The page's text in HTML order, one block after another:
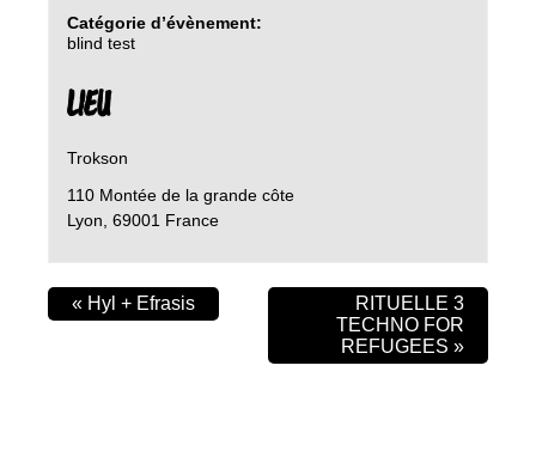
Catégorie d’évènement:
blind test
LIEU
Trokson
110 Montée de la grande côte
Lyon 69001 France
« Hyl + Efrasis
RITUELLE 3
TECHNO FOR
REFUGEES »